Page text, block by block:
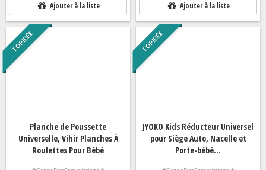
Ajouter à la liste Ajouter à la liste
TOP IDÉE
Planche de Poussette
Universelle, Vihir Planches À
Roulettes Pour Bébé
TOP IDÉE
JYOKO Kids Réducteur Universel
pour Siège Auto, Nacelle et
Porte-bébé...